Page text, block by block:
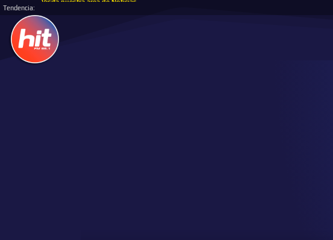
Tendencia:
Escucha la Radio Online, Radio Hit Va con vos!